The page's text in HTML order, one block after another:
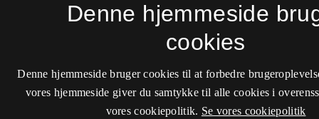
Denne hjemmeside
cookies
Denne hjemmeside bruger cookies til at forbedre
vores hjemmeside giver du samtykke til alle cookies i
vores cookiepolitik. Se vores cookiepolitik